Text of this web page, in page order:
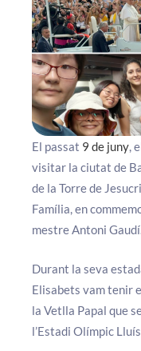
El passat 9 de juny,
visitar la ciutat de
de la Torre de
Família, en
mestre Antoni
Durant la seva
Elisabets vam tenir
la Vetlla Papal que
l’Estadi Olímpic